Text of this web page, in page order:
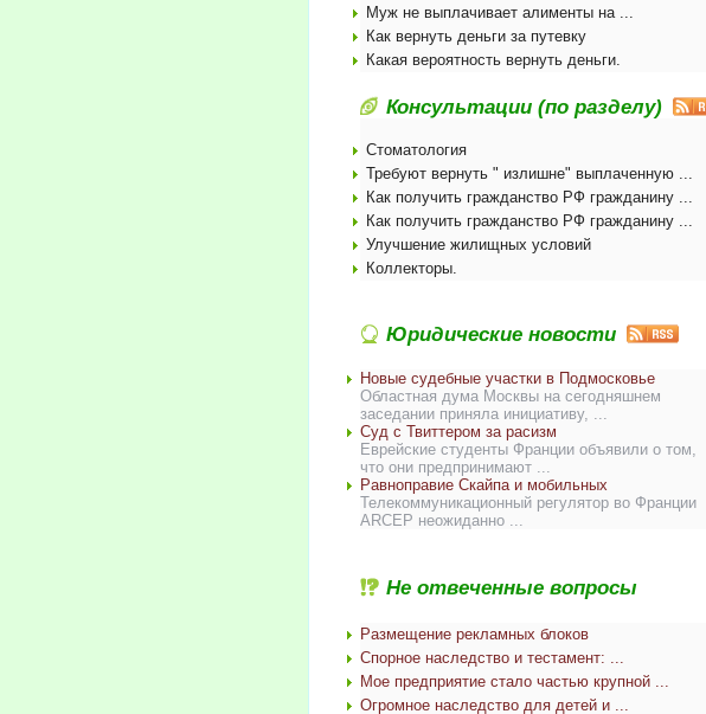
Муж не выплачивает алименты на ...
Как вернуть деньги за путевку
Какая вероятность вернуть деньги.
Консультации (по разделу)
Стоматология
Требуют вернуть " излишне" выплаченную ...
Как получить гражданство РФ гражданину ...
Как получить гражданство РФ гражданину ...
Улучшение жилищных условий
Коллекторы.
Юридические новости
Новые судебные участки в Подмосковье
Областная дума Москвы на сегодняшнем
заседании приняла инициативу, ...
Суд с Твиттером за расизм
Еврейские студенты Франции объявили о том,
что они предпринимают ...
Равноправие Скайпа и мобильных
Телекоммуникационный регулятор во Франции
ARCEP неожиданно ...
Не отвеченные вопросы
Размещение рекламных блоков
Спорное наследство и тестамент: ...
Мое предприятие стало частью крупной ...
Огромное наследство для детей и ...